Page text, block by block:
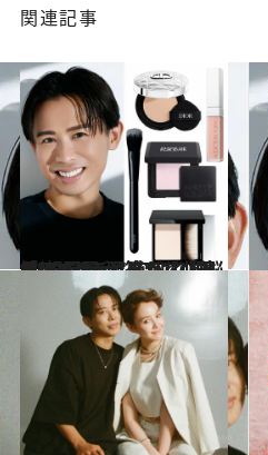
関連記事
2025.6.9
「ファンデはほうれい線の“根元1cm”まで」「下地のぬるっと感が“くずれ”の原因」リアルな肌悩みにすべて回答！【小田切ヒロ】
ビューティ＆ヘルス